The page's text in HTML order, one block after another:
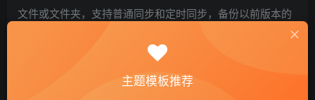
文件或文件夹，支持普通同步和定时同步，备份以前版本的
DVD和ftp服务器上的两个或多个文件夹定期同步完善的流程
控制，节省时间和精力，提高公司运行效率。
主题模板推荐